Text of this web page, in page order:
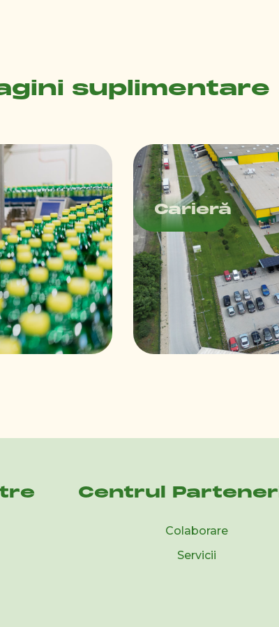
suplimentare
Carieră
Centrul
Colaborare
Servicii